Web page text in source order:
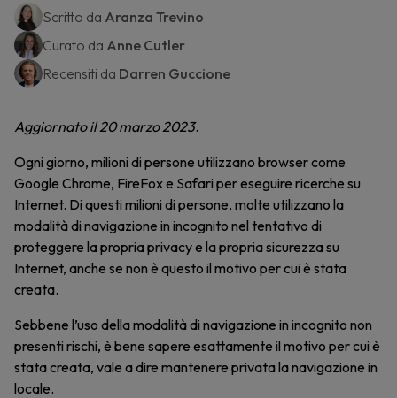
Scritto da Aranza Trevino
Curato da Anne Cutler
Recensiti da Darren Guccione
Aggiornato il 20 marzo 2023.
Ogni giorno, milioni di persone utilizzano browser come
Google Chrome, FireFox e Safari per eseguire ricerche su
Internet. Di questi milioni di persone, molte utilizzano la
modalità di navigazione in incognito nel tentativo di
proteggere la propria privacy e la propria sicurezza su
Internet, anche se non è questo il motivo per cui è stata
creata.
Sebbene l’uso della modalità di navigazione in incognito non
presenti rischi, è bene sapere esattamente il motivo per cui è
stata creata, vale a dire mantenere privata la navigazione in
locale.